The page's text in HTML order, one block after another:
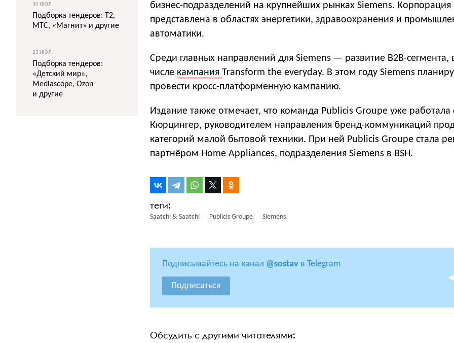
бизнес-подразделений на крупнейших рынках Siemens. Корпорация
представлена в областях энергетики, здравоохранения и
автоматики.
Среди главных направлений для Siemens — развитие B2B-сегмента,
числе кампания Transform the everyday. В этом году Siemens
провести кросс-платформенную кампанию.
Издание также отмечает, что команда Publicis Groupe уже работала
Кюрцингер, руководителем направления бренд-коммуникаций
категорий малой бытовой техники. При ней Publicis Groupe стала
партнёром Home Appliances, подразделения Siemens в BSH.
Saatchi & Saatchi Publicis Groupe Siemens
Подписывайтесь на канал @sostav в Telegram
Подписаться
Обсудить с другими читателями:
30 ИЮЛ
Подборка тендеров: T2,
МТС, «Магнит» и другие
23 ИЮЛ
Подборка тендеров:
«Детский мир»,
Mediascope, Ozon
и другие